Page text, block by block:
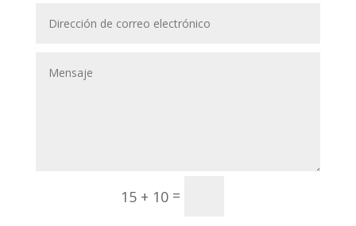
15 + 10 =